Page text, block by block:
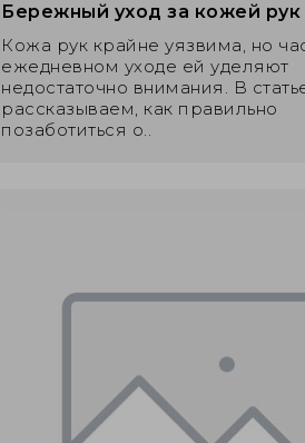
Бережный уход за кожей рук
Кожа рук крайне уязвима, но
ежедневном уходе ей уделяют
недостаточно внимания. В
рассказываем, как правильно
позаботиться о..